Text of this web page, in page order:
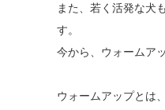
また、若く活発な犬
す。
今から、ウォームア
ウォームアップとは